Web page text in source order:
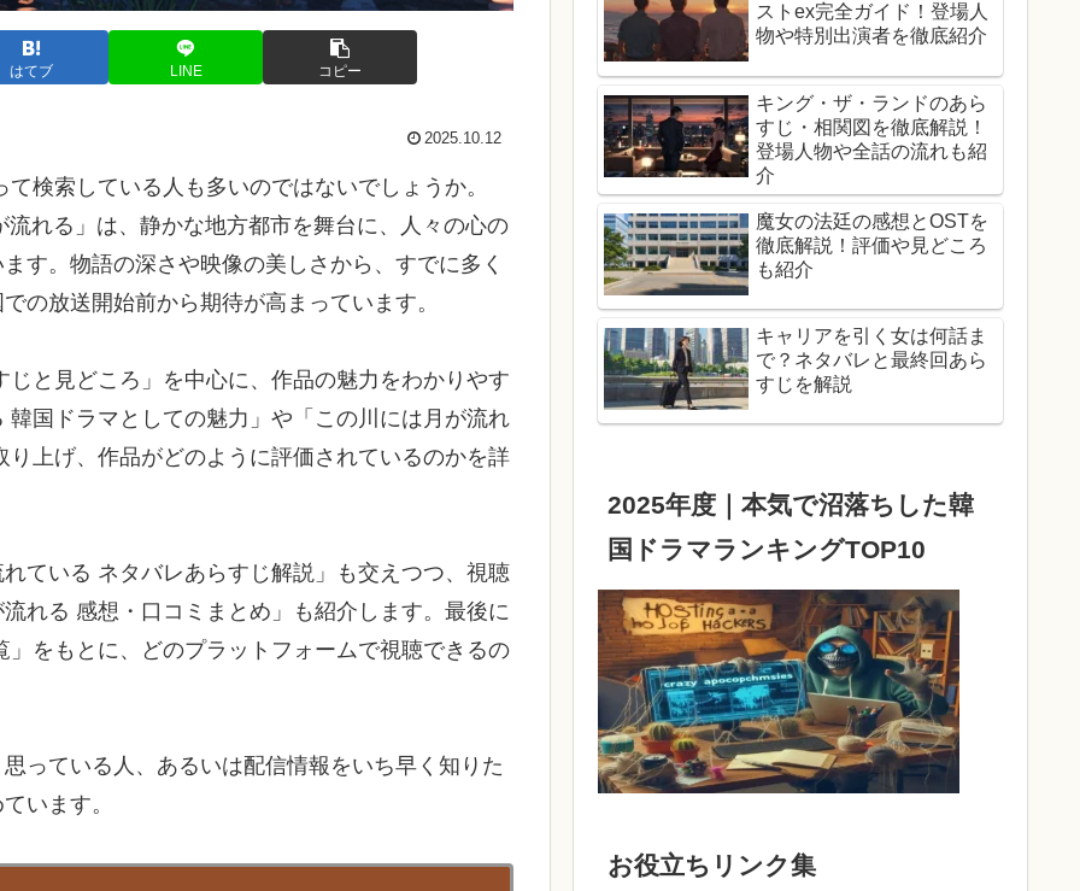
はてブ LINE コピー
2025.10.12
検索している人も多いのではないでしょうか。
れる」は、静かな地方都市を舞台に、人々の心の
す。物語の深さや映像の美しさから、すでに多く
の放送開始前から期待が高まっています。
と見どころ」を中心に、作品の魅力をわかりやす
国ドラマとしての魅力」や「この川には月が流れ
上げ、作品がどのように評価されているのかを詳
ている ネタバレあらすじ解説」も交えつつ、視聴
れる 感想・口コミまとめ」も紹介します。最後に
をもとに、どのプラットフォームで視聴できるの
っている人、あるいは配信情報をいち早く知りた
います。
ストex完全ガイド！登場人
物や特別出演者を徹底紹介
キング・ザ・ランドのあら
すじ・相関図を徹底解説！
登場人物や全話の流れも紹
介
魔女の法廷の感想とOSTを
徹底解説！評価や見どころ
も紹介
キャリアを引く女は何話ま
で？ネタバレと最終回あら
すじを解説
2025年度｜本気で沼落ちした韓
国ドラマランキングTOP10
お役立ちリンク集